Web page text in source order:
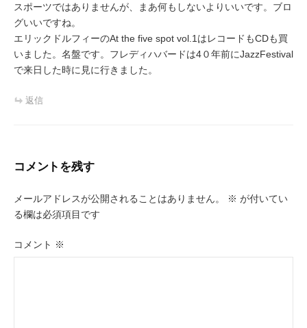
スポーツではありませんが、まあ何もしないよりいいです。ブロ
グいいですね。
エリックドルフィーのAt the five spot vol.1はレコードもCDも買
いました。名盤です。フレディハバードは4０年前にJazzFestival
で来日した時に見に行きました。
返信
コメントを残す
メールアドレスが公開されることはありません。 ※ が付いてい
る欄は必須項目です
コメント ※